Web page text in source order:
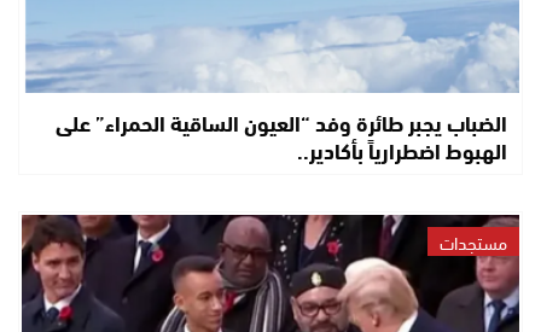
الضباب يجبر طائرة وفد “العيون الساقية الحمراء” على
الهبوط اضطرارياً بأكادير..
مستجدات